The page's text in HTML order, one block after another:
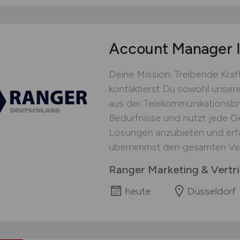
Account Manager
Deine Mission: Treibende
kontaktierst Du sowohl
aus der
Bedürfnisse und nutzt jede
Lösungen anzubieten und
übernimmst den gesamten
Ranger Marketing &
heute Düsseldorf